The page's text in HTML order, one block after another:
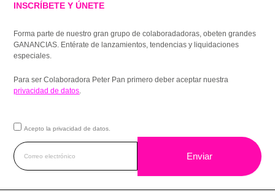
INSCRÍBETE Y ÚNETE
Forma parte de nuestro gran grupo de colaboradadoras, obeten grandes
GANANCIAS. Entérate de lanzamientos, tendencias y liquidaciones
especiales.
Para ser Colaboradora Peter Pan primero deber aceptar nuestra
privacidad de datos.
Acepto la privacidad de datos.
Enviar